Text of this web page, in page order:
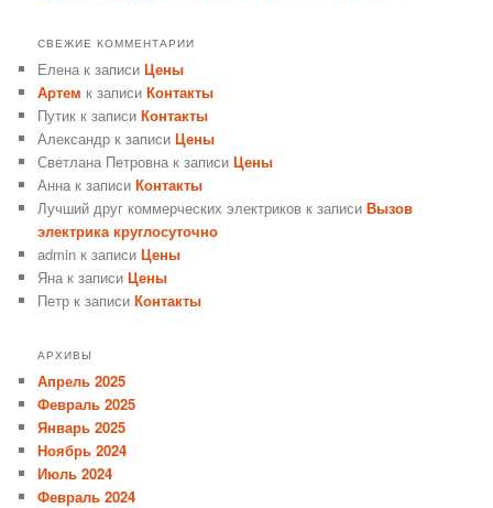
СВЕЖИЕ КОММЕНТАРИИ
Елена к записиЦены
Артем к записиКонтакты
Путик к записиКонтакты
Александр к записиЦены
Светлана Петровна к записиЦены
Анна к записиКонтакты
Лучший друг коммерческих электриков к записиВызов
электрика круглосуточно
admin к записиЦены
Яна к записиЦены
Петр к записиКонтакты
АРХИВЫ
Апрель 2025
Февраль 2025
Январь 2025
Ноябрь 2024
Июль 2024
Февраль 2024